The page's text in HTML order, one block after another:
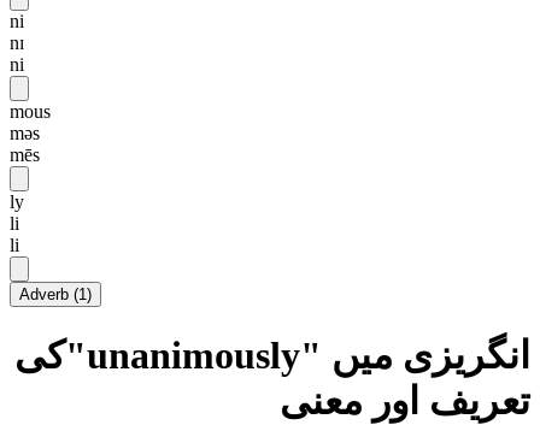
ni
nɪ
ni
mous
məs
mēs
ly
li
li
Adverb (1)
انگریزی میں "unanimously"کی
تعریف اور معنی